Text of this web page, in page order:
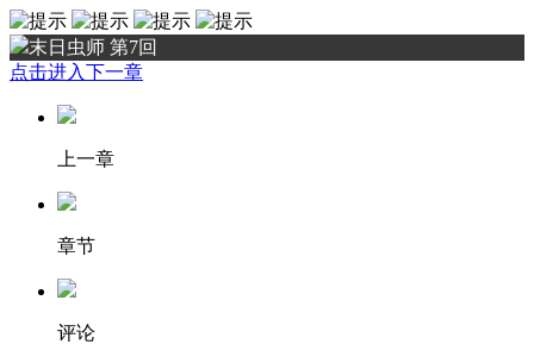
末日虫师 第7回
点击进入下一章
上一章
章节
评论